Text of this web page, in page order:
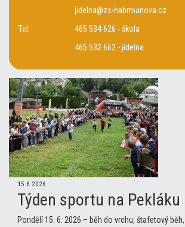
jidelna@zs-habrmanova.cz
Tel:
465 534 626 - škola
465 532 662 - jídelna
15.6.2026
Týden sportu na Pekláku
Pondělí 15. 6. 2026 – běh do vrchu, štafetový